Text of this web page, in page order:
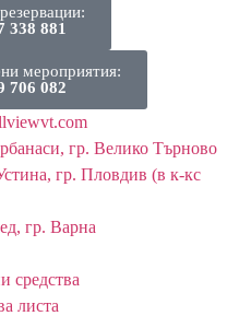
338 881
мероприятия:
706 082
гр. Велико Търново
гр. Пловдив (в к-кс
гр. Варна
средства
листа